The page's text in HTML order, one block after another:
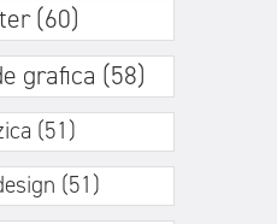
(60)
grafica (58)
(51)
(51)